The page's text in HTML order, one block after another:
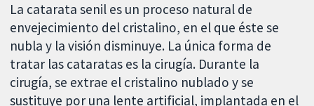
La catarata senil es un proceso natural de
envejecimiento del cristalino, en el que éste se
nubla y la visión disminuye. La única forma de
tratar las cataratas es la cirugía. Durante la
cirugía, se extrae el cristalino nublado y se
sustituye por una lente artificial, implantada en el